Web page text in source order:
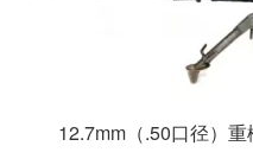
12.7mm（.50口径）